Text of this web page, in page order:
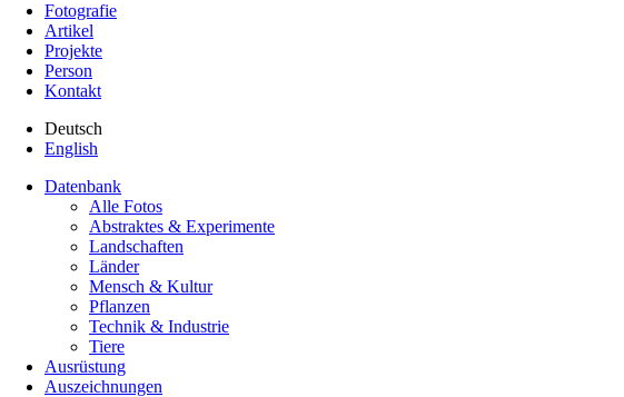
Fotografie
Artikel
Projekte
Person
Kontakt
Deutsch
English
Datenbank
Alle Fotos
Abstraktes & Experimente
Landschaften
Länder
Mensch & Kultur
Pflanzen
Technik & Industrie
Tiere
Ausrüstung
Auszeichnungen